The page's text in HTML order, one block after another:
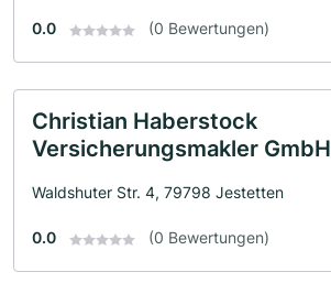
0.0 (0 Bewertungen)
Christian Haberstock
Versicherungsmakler GmbH
Waldshuter Str. 4, 79798 Jestetten
0.0 (0 Bewertungen)